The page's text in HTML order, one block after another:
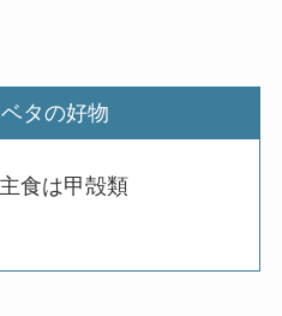
タの好物
食は甲殻類